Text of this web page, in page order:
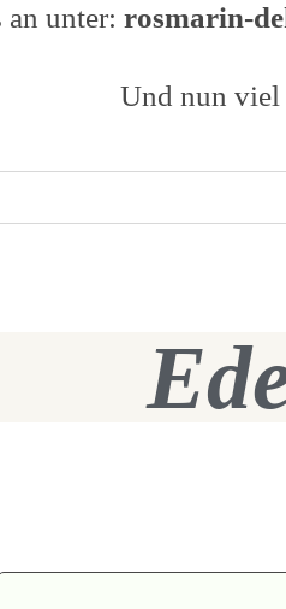
unter: rosmarin-
Und nun viel